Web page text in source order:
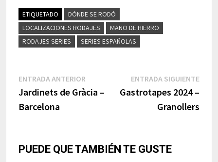
ETIQUETADO
DÓNDE SE RODÓ
LOCALIZACIONES RODAJES
MANO DE HIERRO
RODAJES SERIES
SERIES ESPAÑOLAS
Navegación
de
ENTRADA ANTERIOREntrada
anterior:
Jardinets de Gràcia –
Barcelona
ENTRADA SIGUIENTE
Gastrotapes 2024 –
Granollers
PUEDE QUE TAMBIÉN TE GUSTE